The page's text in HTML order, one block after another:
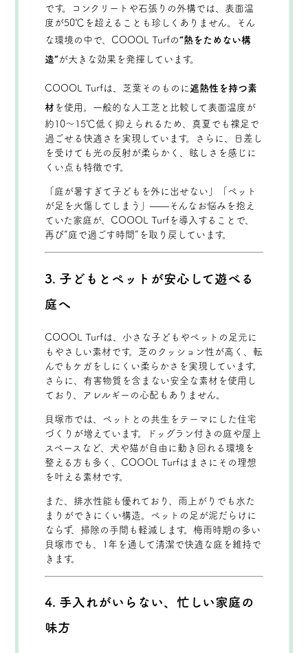
です。コンクリートや石張りの外構では、表面温
度が50℃を超えることも珍しくありません。そん
な環境の中で、COOOL Turfの“熱をためない構
造”が大きな効果を発揮しています。
COOOL Turfは、芝葉そのものに 遮熱性を持つ素
材 を使用。一般的な人工芝と比較して表面温度が
約10〜15℃低く抑えられるため、真夏でも裸足で
過ごせる快適さを実現しています。さらに、日差し
を受けても光の反射が柔らかく、眩しさを感じに
くい点も特徴です。
「庭が暑すぎて子どもを外に出せない」「ペット
が足を火傷してしまう」——そんなお悩みを抱え
ていた家庭が、COOOL Turfを導入することで、
再び“庭で過ごす時間”を取り戻しています。
3. 子どもとペットが安心して遊べる
庭へ
COOOL Turfは、小さな子どもやペットの足元に
もやさしい素材です。芝のクッション性が高く、転
んでもケガをしにくい柔らかさを実現しています。
さらに、有害物質を含まない安全な素材を使用し
ており、アレルギーの心配もありません。
貝塚市では、ペットとの共生をテーマにした住宅
づくりが増えています。ドッグラン付きの庭や屋上
スペースなど、犬や猫が自由に動き回れる環境を
整える方も多く、COOOL Turfはまさにその理想
を叶える素材です。
また、排水性能も優れており、雨上がりでも水た
まりができにくい構造。ペットの足が泥だらけに
ならず、掃除の手間も軽減します。梅雨時期の多い
貝塚市でも、1年を通して清潔で快適な庭を維持で
きます。
4. 手入れがいらない、忙しい家庭の
味方